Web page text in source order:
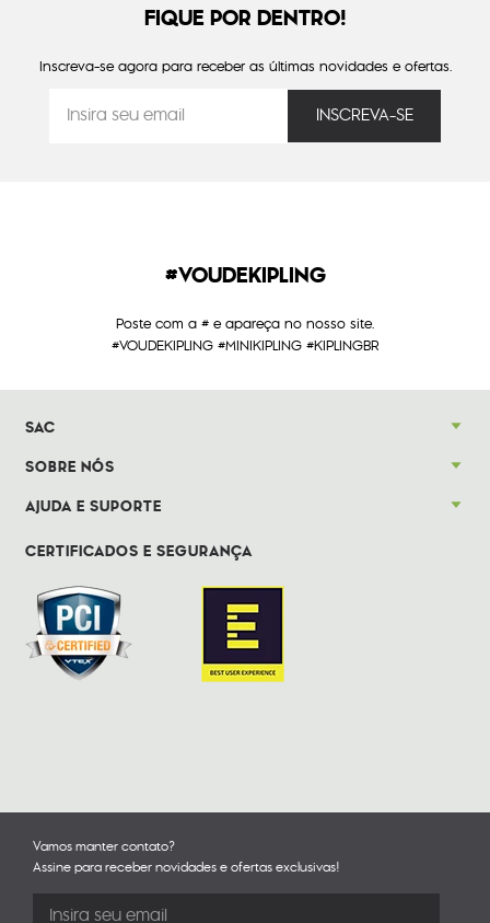
FIQUE POR DENTRO!
Inscreva-se agora para receber as últimas novidades e ofertas.
#VOUDEKIPLING
Poste com a # e apareça no nosso site.
#VOUDEKIPLING #MINIKIPLING #KIPLINGBR
SAC
SOBRE NÓS
AJUDA E SUPORTE
CERTIFICADOS E SEGURANÇA
Vamos manter contato?
Assine para receber novidades e ofertas exclusivas!